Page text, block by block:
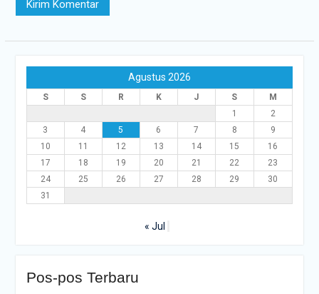
Agustus 2026
S S R K J S
M
1
2
3
4 5 6 7 8
9
10
11 12 13 14 15
16
17
18 19 20 21 22
23
24
25 26 27 28 29
30
31
« Jul
Pos-pos Terbaru